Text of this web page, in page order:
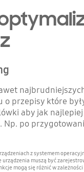
przepisy które
aby jak
Np. po
z systemem
muszą być
mogą się różnić w